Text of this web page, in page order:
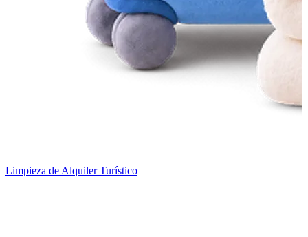
Limpieza de Alquiler Turístico